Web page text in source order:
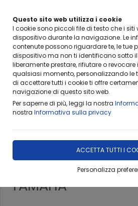
Questo sito web utilizza i cookie
I cookie sono piccoli file di testo che i
dispositivo durante la navigazione. Le
contenute possono riguardare te, le tue
dispositivo ma non ti identificano sotto il
liberamente prestare, rifiutare o
qualsiasi momento, personalizzando le
di accettare tutti i cookie ti offre
navigazione di questo sito web.
Per saperne di più, leggi la nostra
nostra Informativa sulla privacy
ACCETTA TUTTI I
Personalizza
Home Catalogo CHITARRE ACUSTICHE/FOLK
YAMAHA FG800 BS
FOLK BROWN
YAMAHA